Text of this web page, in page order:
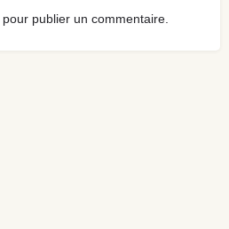
pour publier un commentaire.